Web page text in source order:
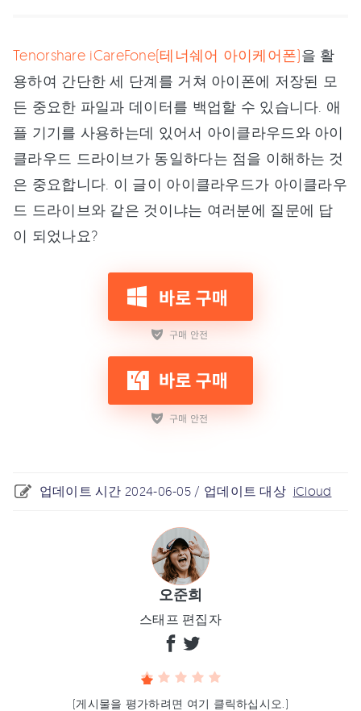
Tenorshare iCareFone(테너쉐어 아이케어폰)을 활
용하여 간단한 세 단계를 거쳐 아이폰에 저장된 모
든 중요한 파일과 데이터를 백업할 수 있습니다. 애
플 기기를 사용하는데 있어서 아이클라우드와 아이
클라우드 드라이브가 동일하다는 점을 이해하는 것
은 중요합니다. 이 글이 아이클라우드가 아이클라우
드 드라이브와 같은 것이냐는 여러분에 질문에 답
이 되었나요?
업데이트 시간 2024-06-05 / 업데이트 대상 iCloud
오준희
스태프 편집자
(게시물을 평가하려면 여기 클릭하십시오.)